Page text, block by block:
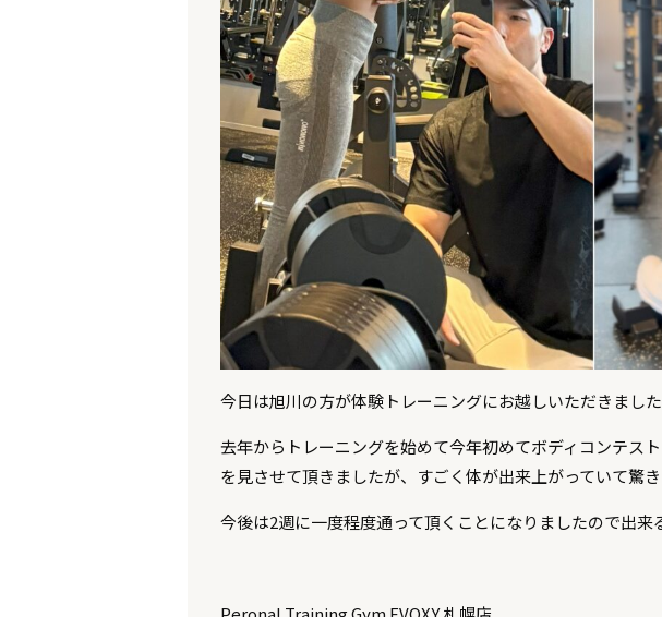
今日は旭川の方が体験トレーニングにお越しいただきました
去年からトレーニングを始めて今年初めてボディコンテス
を見させて頂きましたが、すごく体が出来上がっていて驚き
今後は2週に一度程度通って頂くことになりましたので出来